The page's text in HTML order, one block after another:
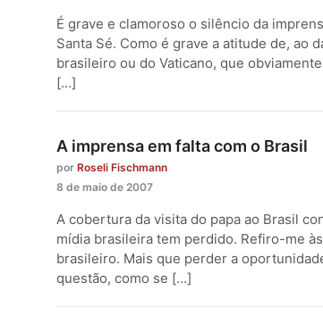
É grave e clamoroso o silêncio da
Santa Sé. Como é grave a atitude de, ao
brasileiro ou do Vaticano, que
[…]
A imprensa em falta com o Brasil
por Roseli Fischmann
8 de maio de 2007
A cobertura da visita do papa ao Brasil
mídia brasileira tem perdido. Refiro-me
brasileiro. Mais que perder a
questão, como se […]